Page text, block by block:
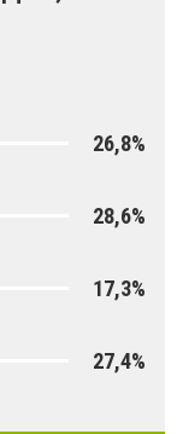
26,8%
28,6%
17,3%
27,4%